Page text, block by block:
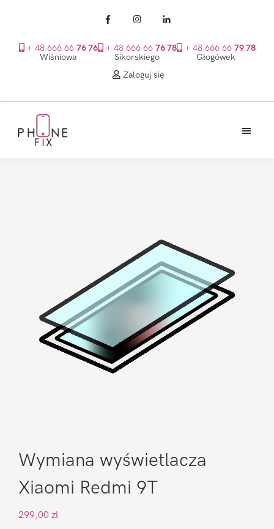
+ 48 666 66 76 76
Wiśniowa
+ 48 666 66 76 78
Sikorskiego
+ 48 666 66 79 78
Głogówek
Zaloguj się
głównego
Wymiana wyświetlacza
Xiaomi Redmi 9T
299,00 zł